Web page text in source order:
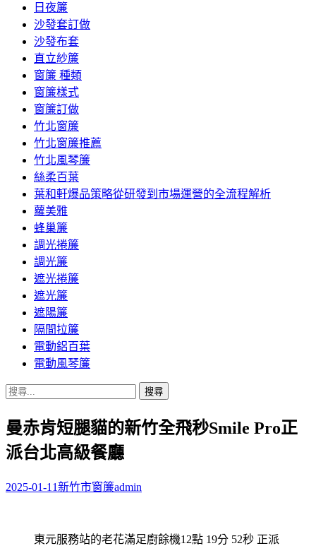
日夜簾
沙發套訂做
沙發布套
直立紗簾
窗簾 種類
窗簾樣式
窗簾訂做
竹北窗簾
竹北窗簾推薦
竹北風琴簾
絲柔百葉
葉和軒爆品策略從研發到市場運營的全流程解析
蘿美雅
蜂巢簾
調光捲簾
調光簾
遮光捲簾
遮光簾
遮陽簾
隔間拉簾
電動鋁百葉
電動風琴簾
搜
關
鍵
字:
曼赤肯短腿貓的新竹全飛秒Smile Pro正
派台北高級餐廳
2025-01-11新竹市窗簾admin
東元服務站的老花滿足廚餘機12點 19分 52秒 正派